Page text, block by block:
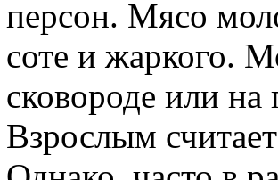
персон. Мясо
соте и жаркого.
сковороде или на
Взрослым